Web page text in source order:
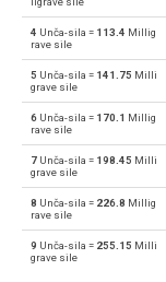
Gf
ozf
GN
ozf
J/m
ozf
4 Unča-sila = 113.4 Millig
rave sile
5 Unča-sila = 141.75 Milli
grave sile
6 Unča-sila = 170.1 Millig
rave sile
7 Unča-sila = 198.45 Milli
grave sile
8 Unča-sila = 226.8 Millig
rave sile
9 Unča-sila = 255.15 Milli
grave sile